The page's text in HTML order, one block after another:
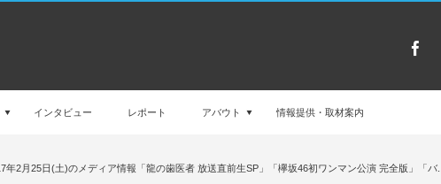
インタビュー レポート アバウト 情報提供・取材案内
年2月25日(土)のメディア情報「龍の歯医者 放送直前生SP」「欅坂46初ワンマン公演 完全版」「バ...